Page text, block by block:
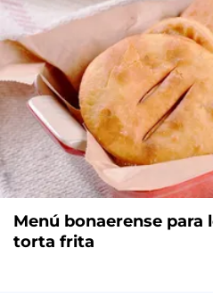
Menú bonaerense para
torta frita